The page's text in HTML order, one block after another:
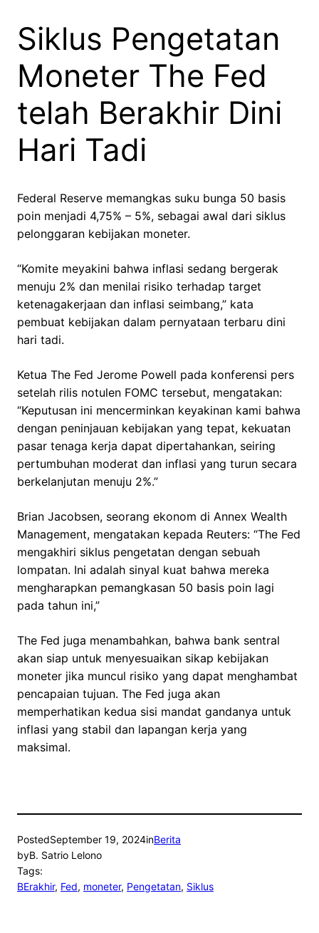
Siklus Pengetatan
Moneter The Fed
telah Berakhir Dini
Hari Tadi
Federal Reserve memangkas suku bunga 50 basis
poin menjadi 4,75% – 5%, sebagai awal dari siklus
pelonggaran kebijakan moneter.
“Komite meyakini bahwa inflasi sedang bergerak
menuju 2% dan menilai risiko terhadap target
ketenagakerjaan dan inflasi seimbang,” kata
pembuat kebijakan dalam pernyataan terbaru dini
hari tadi.
Ketua The Fed Jerome Powell pada konferensi pers
setelah rilis notulen FOMC tersebut, mengatakan:
“Keputusan ini mencerminkan keyakinan kami bahwa
dengan peninjauan kebijakan yang tepat, kekuatan
pasar tenaga kerja dapat dipertahankan, seiring
pertumbuhan moderat dan inflasi yang turun secara
berkelanjutan menuju 2%.”
Brian Jacobsen, seorang ekonom di Annex Wealth
Management, mengatakan kepada Reuters: “The Fed
mengakhiri siklus pengetatan dengan sebuah
lompatan. Ini adalah sinyal kuat bahwa mereka
mengharapkan pemangkasan 50 basis poin lagi
pada tahun ini,”
The Fed juga menambahkan, bahwa bank sentral
akan siap untuk menyesuaikan sikap kebijakan
moneter jika muncul risiko yang dapat menghambat
pencapaian tujuan. The Fed juga akan
memperhatikan kedua sisi mandat gandanya untuk
inflasi yang stabil dan lapangan kerja yang
maksimal.
PostedSeptember 19, 2024inBerita
byB. Satrio Lelono
Tags:
BErakhir, Fed, moneter, Pengetatan, Siklus